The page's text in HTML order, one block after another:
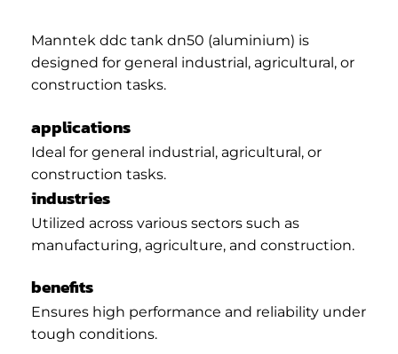
Manntek ddc tank dn50 (aluminium) is
designed for general industrial, agricultural, or
construction tasks.
applications
Ideal for general industrial, agricultural, or
construction tasks.
industries
Utilized across various sectors such as
manufacturing, agriculture, and construction.
benefits
Ensures high performance and reliability under
tough conditions.